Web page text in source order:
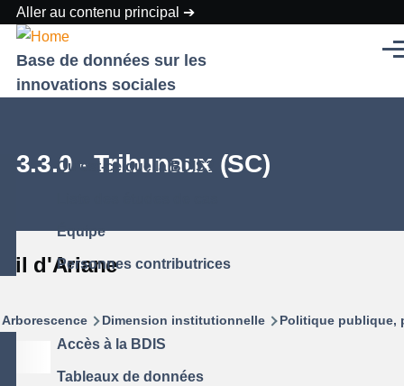
Aller au contenu principal
Base de données sur les
innovations sociales
Qu'est-ce que la BDIS?
Équipe
Personnes contributrices
Accès à la BDIS
Tableaux de données
03.3.0 - Tribunaux (SC)
Fil d'Ariane
Arborescence Dimension institutionnelle Politique publique,